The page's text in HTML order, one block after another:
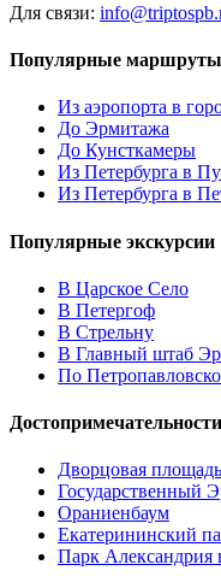
Для связи:
Популярные маршруты
Из аэропорта в
До Эрмитажа
До Кунсткамеры
Из Петербурга в
Из Петербурга в
Популярные экскурсии
В Царское Село
В Петергоф
В Стрельну
В Главный штаб
По
Достопримечательности
Дворцовая площадь
Государственный
Ораниенбаум
Екатерининский
Парк Александрия